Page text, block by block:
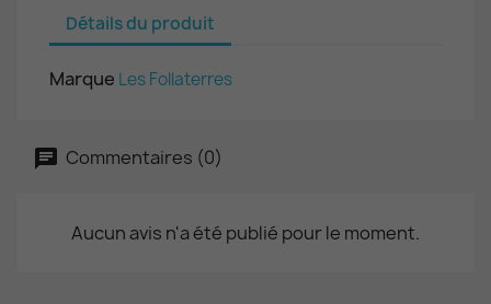
Détails du produit
Marque Les Follaterres
Commentaires (0)
Aucun avis n'a été publié pour le moment.